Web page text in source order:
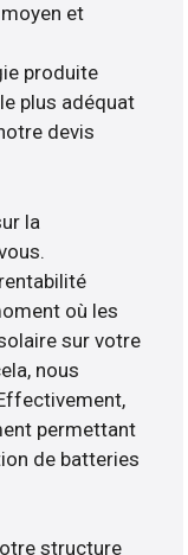
et
produite
plus adéquat
devis
la
où les
sur votre
nous
permettant
de batteries
structure